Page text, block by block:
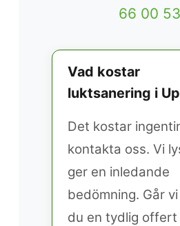
66 00
Vad kostar
luktsanering i
Det kostar
kontakta oss. Vi
ger en inledande
bedömning. Går
du en tydlig offert